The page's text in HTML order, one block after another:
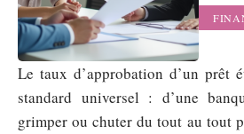
Le taux d’approbation d’un prêt
standard universel : d’une
grimper ou chuter du tout au tout